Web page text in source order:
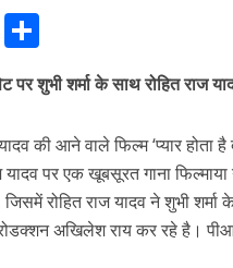
‘सिर्फ आपके’ की शूटिंग लखनऊ और भोपाल में हुई
E
h
ar
e
पर शुभी शर्मा के साथ रोहित राज
की आने वाले फिल्‍म ‘प्‍यार होता
पर एक खूबसूरत गाना
जिसमें रोहित राज यादव ने शुभी
अखिलेश राय कर रहे है।